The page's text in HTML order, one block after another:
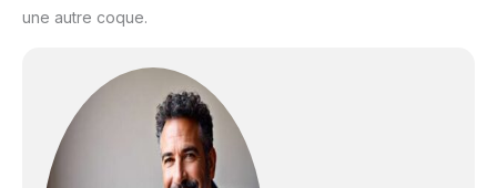
une autre coque.